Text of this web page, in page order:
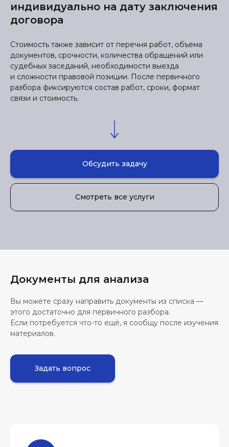
индивидуально на дату заключения
договора
Стоимость также зависит от перечня работ, объема
документов, срочности, количества обращений или
судебных заседаний, необходимости выезда
и сложности правовой позиции. После первичного
разбора фиксируются состав работ, сроки, формат
связи и стоимость.
Обсудить задачу
Смотреть все услуги
Документы для анализа
Вы можете сразу направить документы из списка —
этого достаточно для первичного разбора.
Если потребуется что-то ещё, я сообщу после изучения
материалов.
Задать вопрос